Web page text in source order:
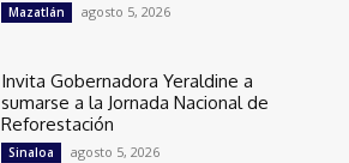
Mazatlán agosto 5, 2026
Invita Gobernadora Yeraldine a
sumarse a la Jornada Nacional de
Reforestación
Sinaloa agosto 5, 2026